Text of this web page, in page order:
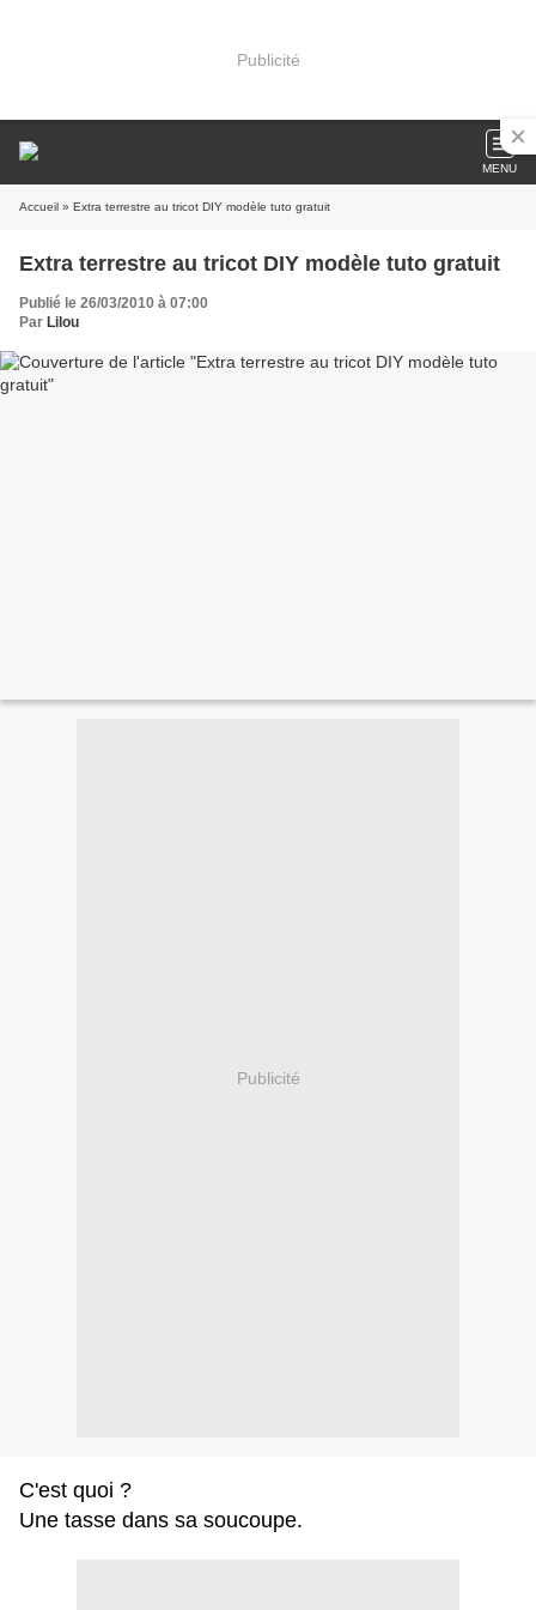
Publicité
MENU
Accueil » Extra terrestre au tricot DIY modèle tuto gratuit
Extra terrestre au tricot DIY modèle tuto gratuit
Publié le 26/03/2010 à 07:00
Par Lilou
Publicité
C'est quoi ?
Une tasse dans sa soucoupe.